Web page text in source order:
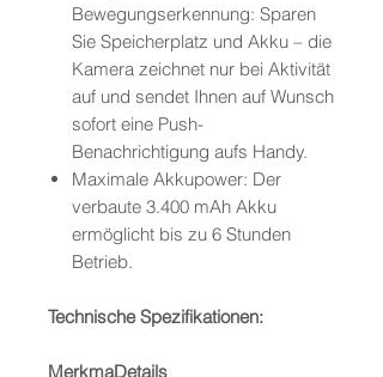
Bewegungserkennung: Sparen
Sie Speicherplatz und Akku – die
Kamera zeichnet nur bei Aktivität
auf und sendet Ihnen auf Wunsch
sofort eine Push-
Benachrichtigung aufs Handy.
Maximale Akkupower: Der
verbaute 3.400 mAh Akku
ermöglicht bis zu 6 Stunden
Betrieb.
Technische Spezifikationen:
MerkmaDetails